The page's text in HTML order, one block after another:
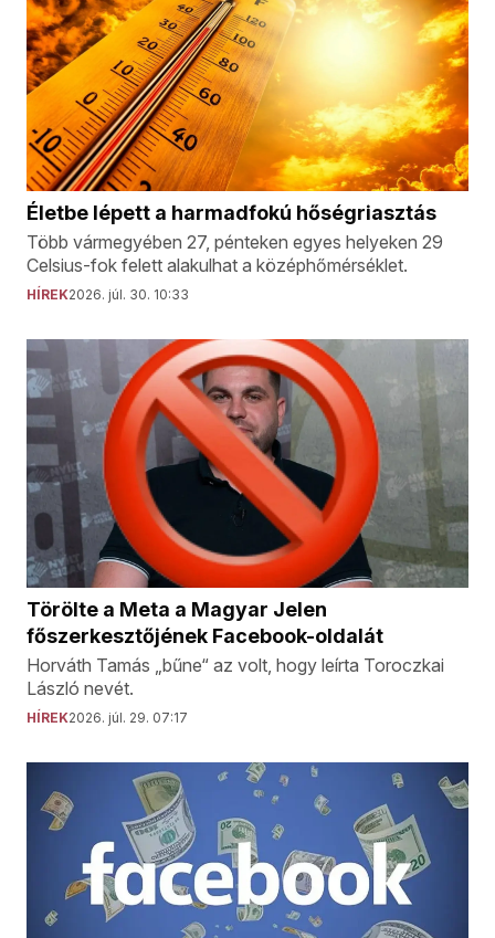
Életbe lépett a harmadfokú hőségriasztás
Több vármegyében 27, pénteken egyes helyeken 29
Celsius-fok felett alakulhat a középhőmérséklet.
HÍREK2026. júl. 30. 10:33
Törölte a Meta a Magyar Jelen
főszerkesztőjének Facebook-oldalát
Horváth Tamás „bűne“ az volt, hogy leírta Toroczkai
László nevét.
HÍREK2026. júl. 29. 07:17